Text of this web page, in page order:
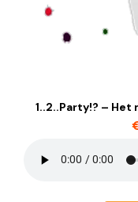
1..2..Party!? –